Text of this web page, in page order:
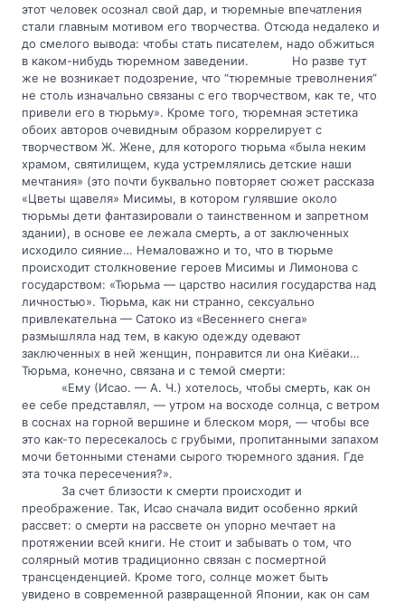
этот человек осознал свой дар, и тюремные впечатления
стали главным мотивом его творчества. Отсюда недалеко и
до смелого вывода: чтобы стать писателем, надо обжиться
в каком-нибудь тюремном заведении.            Но разве тут
же не возникает подозрение, что “тюремные треволнения”
не столь изначально связаны с его творчеством, как те, что
привели его в тюрьму». Кроме того, тюремная эстетика
обоих авторов очевидным образом коррелирует с
творчеством Ж. Жене, для которого тюрьма «была неким
храмом, святилищем, куда устремлялись детские наши
мечтания» (это почти буквально повторяет сюжет рассказа
«Цветы щавеля» Мисимы, в котором гулявшие около
тюрьмы дети фантазировали о таинственном и запретном
здании), в основе ее лежала смерть, а от заключенных
исходило сияние… Немаловажно и то, что в тюрьме
происходит столкновение героев Мисимы и Лимонова с
государством: «Тюрьма — царство насилия государства над
личностью». Тюрьма, как ни странно, сексуально
привлекательна — Сатоко из «Весеннего снега»
размышляла над тем, в какую одежду одевают
заключенных в ней женщин, понравится ли она Киёаки…
Тюрьма, конечно, связана и с темой смерти:
«Ему (Исао. — А. Ч.) хотелось, чтобы смерть, как он
ее себе представлял, — утром на восходе солнца, с ветром
в соснах на горной вершине и блеском моря, — чтобы все
это как-то пересекалось с грубыми, пропитанными запахом
мочи бетонными стенами сырого тюремного здания. Где
эта точка пересечения?».
За счет близости к смерти происходит и
преображение. Так, Исао сначала видит особенно яркий
рассвет: о смерти на рассвете он упорно мечтает на
протяжении всей книги. Не стоит и забывать о том, что
солярный мотив традиционно связан с посмертной
трансценденцией. Кроме того, солнце может быть
увидено в современной развращенной Японии, как он сам